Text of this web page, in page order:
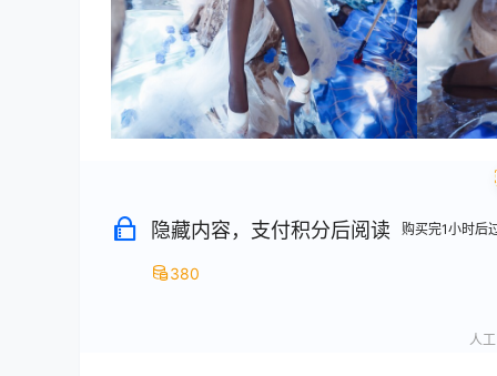
隐藏内容，支付积分后阅读 购买完1小时后
380
人